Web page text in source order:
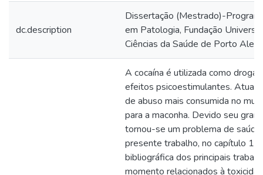
dc.description
Dissertação (Mestrado)-
em Patologia, Fundação
Ciências da Saúde de Porto
A cocaína é utilizada como droga
efeitos psicoestimulantes.
de abuso mais consumida no
para a maconha. Devido seu
tornou-se um problema de
presente trabalho, no capítulo 1
bibliográfica dos principais
momento relacionados à